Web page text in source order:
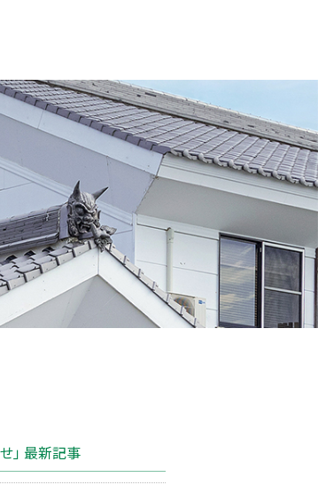
」 最新記事